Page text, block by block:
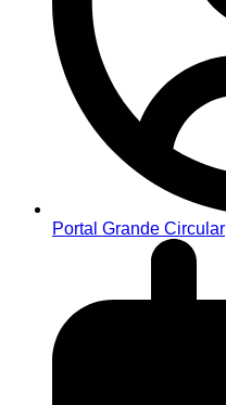
Portal Grande Circular